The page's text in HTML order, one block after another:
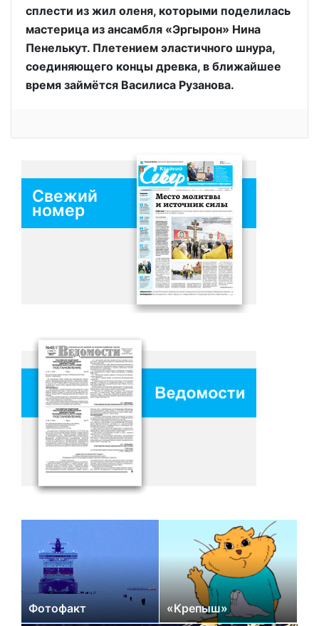
сплести из жил оленя, которыми поделилась
мастерица из ансамбля «Эргырон» Нина
Пенелькут. Плетением эластичного шнура,
соединяющего концы древка, в ближайшее
время займётся Василиса Рузанова.
Свежий
номер
Фотофакт «Крепыш»